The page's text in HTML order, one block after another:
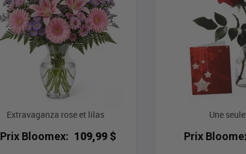
Extravaganza rose et lilas
Prix Bloomex: 109,99 $
Une
Prix